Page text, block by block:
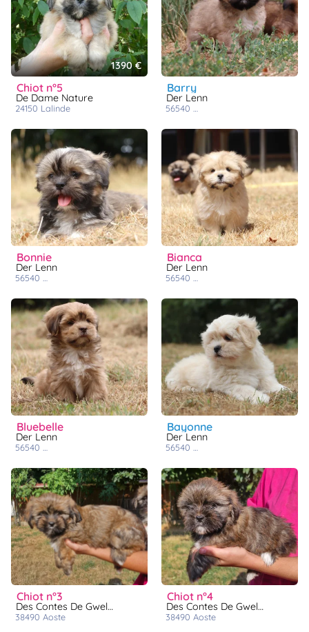
1390 €
chiot n°5
De Dame Nature
24150 lalinde
barry
Der Lenn
56540
bonnie
Der Lenn
56540
bianca
Der Lenn
56540
bluebelle
Der Lenn
56540
bayonne
Der Lenn
56540
chiot n°3
Des Contes De Gwelane
38490 aoste
chiot n°4
Des Contes De Gwelane
38490 aoste